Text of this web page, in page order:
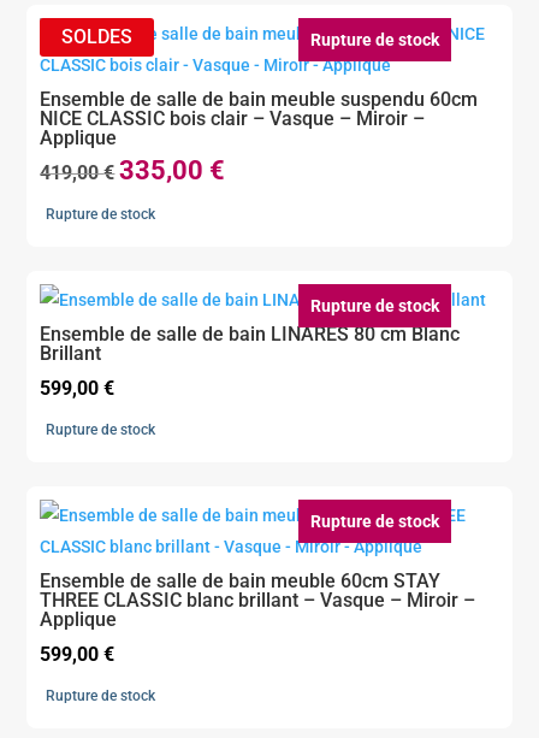
Rupture de stock
Ensemble de salle de bain meuble suspendu 60cm
NICE CLASSIC bois clair – Vasque – Miroir –
Applique
419,00€Le
prix
419,00 €.
335,00 €
335,00 €.
Rupture de stock
Rupture de stock
Ensemble de salle de bain LINARES 80 cm Blanc
Brillant
599,00€
Rupture de stock
Rupture de stock
Ensemble de salle de bain meuble 60cm STAY
THREE CLASSIC blanc brillant – Vasque – Miroir –
Applique
599,00€
Rupture de stock